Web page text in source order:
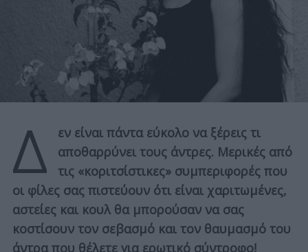
Δ
εν είναι πάντα εύκολο να ξέρεις τι
αποθαρρύνει τους άντρες. Μερικές από
τις «κοριτσίστικες» συμπεριφορές που
οι φίλες σας πιστεύουν ότι είναι χαριτωμένες,
αστείες και κουλ θα μπορούσαν να σας
κοστίσουν τον σεβασμό και τον θαυμασμό του
άντρα που θέλετε για ερωτικό σύντροφο!